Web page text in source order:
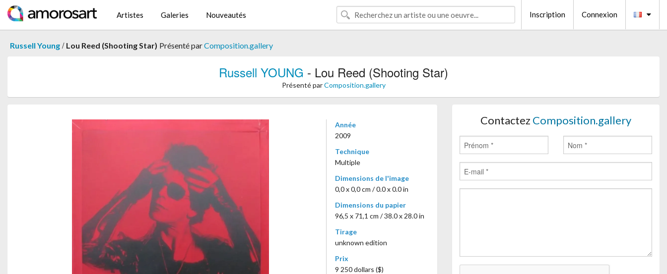
Artistes Galeries Nouveautés Inscription Connexion
Russell Young / Lou Reed (Shooting Star) Présenté parComposition.gallery
Russell YOUNG - Lou Reed (Shooting Star)
Présenté parComposition.gallery
Année
2009
Technique
Multiple
Dimensions de l'image
0,0 x 0,0 cm / 0.0 x 0.0 in
Dimensions du papier
96,5 x 71,1 cm / 38.0 x 28.0 in
Tirage
unknown edition
Prix
9 250 dollars ($)
Contactez Composition.gallery